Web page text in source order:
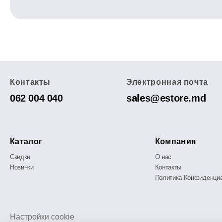
Контакты
062 004 040
Электронная почта
sales@estore.md
Каталог
Скидки
Новинки
Компания
О нас
Контакты
Политика
Настройки cookie